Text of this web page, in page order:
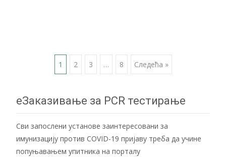
Posts
navigation
1 2 3 … 8 Следећа »
еЗаказивање за PCR тестирање
Сви запослени установе заинтересовани за
имунизацију против COVID-19 пријаву треба да учине
попуњавањем упитника на порталу